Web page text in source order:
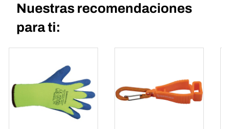
Nuestras recomendaciones
para ti: